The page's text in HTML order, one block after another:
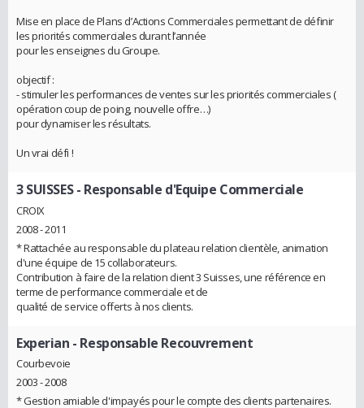
Mise en place de Plans d’Actions Commerciales permettant de définir
les priorités commerciales durant l’année
pour les enseignes du Groupe.
objectif :
- stimuler les performances de ventes sur les priorités commerciales (
opération coup de poing, nouvelle offre…)
pour dynamiser les résultats.
Un vrai défi !
3 SUISSES- Responsable d'Equipe Commerciale
CROIX
2008 - 2011
* Rattachée au responsable du plateau relation clientèle, animation
d'une équipe de 15 collaborateurs.
Contribution à faire de la relation client 3 Suisses, une référence en
terme de performance commerciale et de
qualité de service offerts à nos clients.
Experian - Responsable Recouvrement
Courbevoie
2003 - 2008
* Gestion amiable d'impayés pour le compte des clients partenaires.